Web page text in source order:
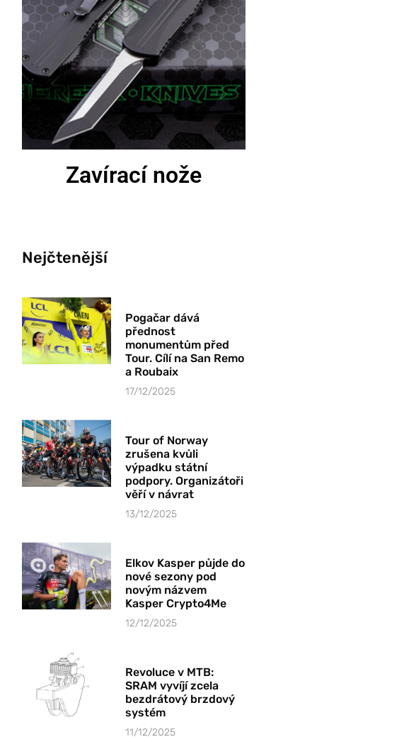
Zavírací nože
Nejčtenější
Pogačar dává
přednost
monumentům před
Tour. Cílí na San Remo
a Roubaix
17/12/2025
Tour of Norway
zrušena kvůli
výpadku státní
podpory. Organizátoři
věří v návrat
13/12/2025
Elkov Kasper půjde do
nové sezony pod
novým názvem
Kasper Crypto4Me
12/12/2025
Revoluce v MTB:
SRAM vyvíjí zcela
bezdrátový brzdový
systém
11/12/2025